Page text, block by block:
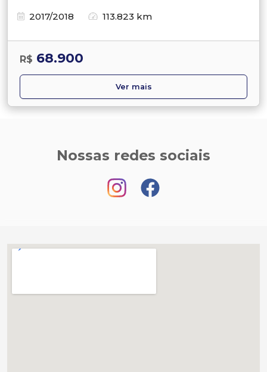
2017/2018
113.823 km
R$ 68.900
Ver mais
Nossas redes sociais